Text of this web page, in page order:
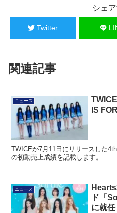
シェ
Twitter
関連記事
ニュース
IS
TWICEが7月11日にリリースした
の初動売上成績を記載します。
ニュース
ド「
に就任